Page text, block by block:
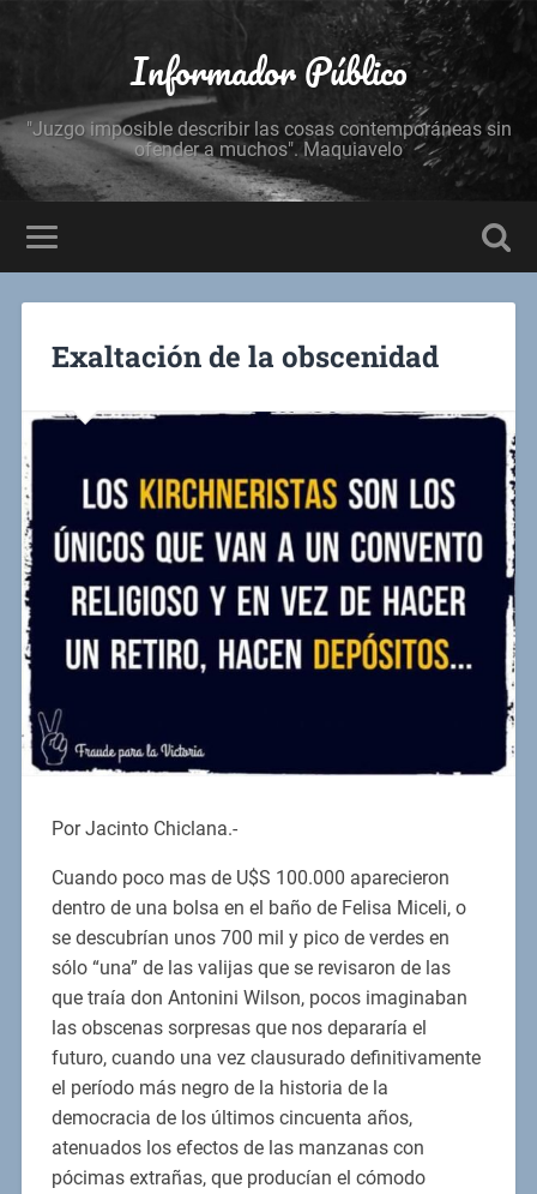
Informador Público
"Juzgo imposible describir las cosas contemporáneas sin
ofender a muchos". Maquiavelo
Exaltación de la obscenidad
Por Jacinto Chiclana.-
Cuando poco mas de U$S 100.000 aparecieron
dentro de una bolsa en el baño de Felisa Miceli, o
se descubrían unos 700 mil y pico de verdes en
sólo “una” de las valijas que se revisaron de las
que traía don Antonini Wilson, pocos imaginaban
las obscenas sorpresas que nos depararía el
futuro, cuando una vez clausurado definitivamente
el período más negro de la historia de la
democracia de los últimos cincuenta años,
atenuados los efectos de las manzanas con
pócimas extrañas, que producían el cómodo